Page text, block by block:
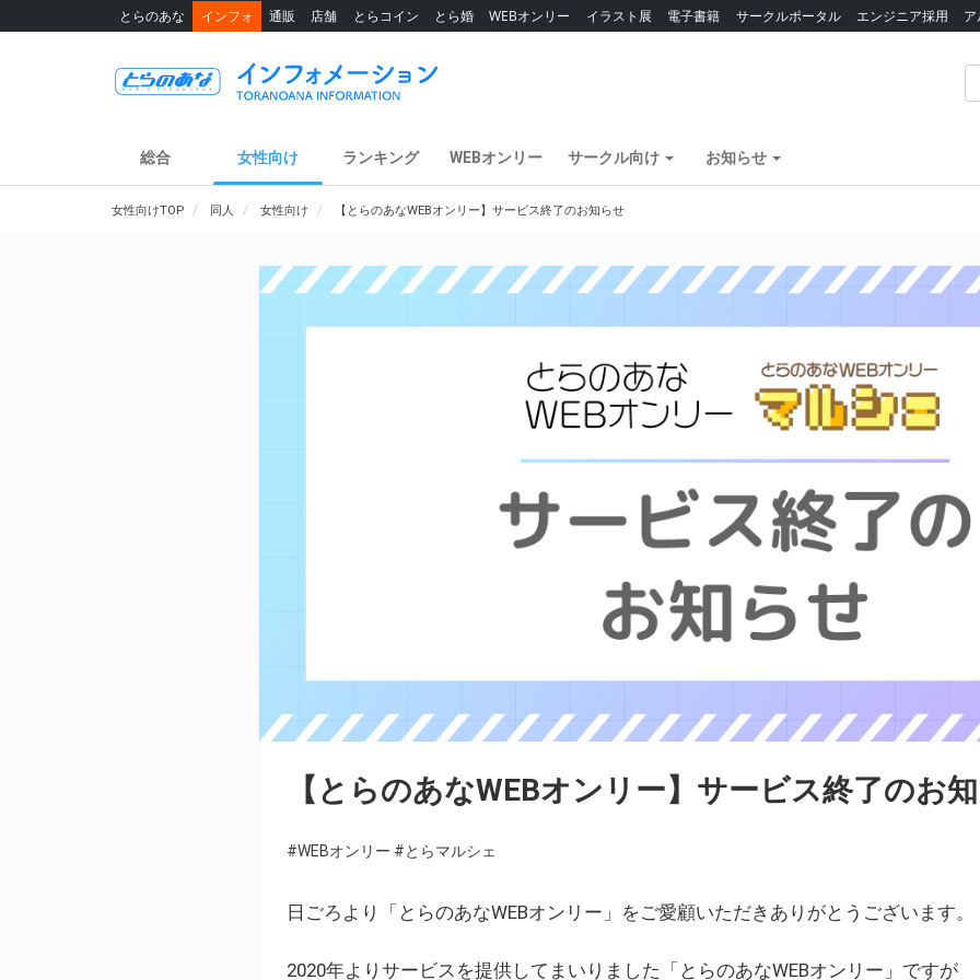
とらのあな インフォ 通販 店舗 とらコイン とら婚 WEBオンリー イラスト展 電子書籍 サークルポータル エンジニア採用
総合 女性向け ランキング WEBオンリー サークル向け お知らせ
女性向けTOP 同人 女性向け 【とらのあなWEBオンリー】サービス終了のお知らせ
【とらのあなWEBオンリー】サービス終了のお
#WEBオンリー #とらマルシェ
日ごろより「とらのあなWEBオンリー」をご愛顧いただきありがとうございます。
2020年よりサービスを提供してまいりました「とらのあなWEBオンリー」ですが